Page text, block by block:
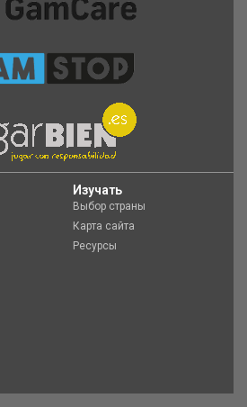
Изучать
Выбор страны
Карта сайта
Ресурсы